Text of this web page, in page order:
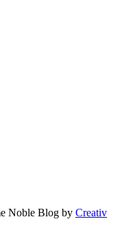
Noble Blog by Creativ